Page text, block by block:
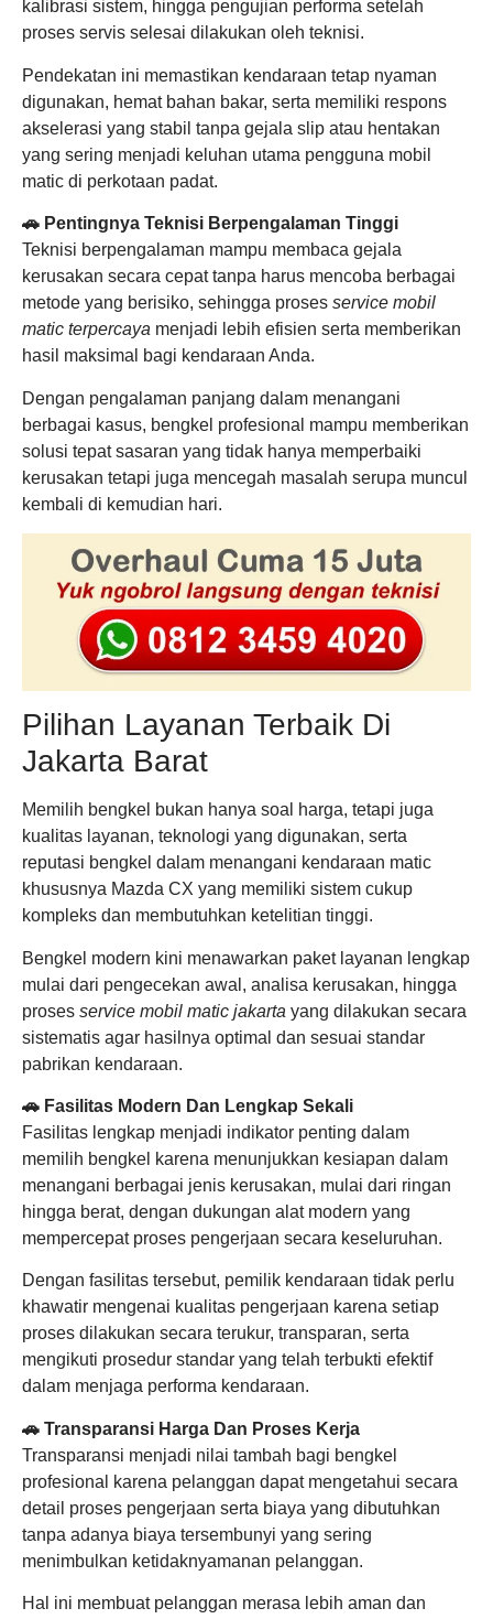
kalibrasi sistem, hingga pengujian performa setelah
proses servis selesai dilakukan oleh teknisi.
Pendekatan ini memastikan kendaraan tetap nyaman
digunakan, hemat bahan bakar, serta memiliki respons
akselerasi yang stabil tanpa gejala slip atau hentakan
yang sering menjadi keluhan utama pengguna mobil
matic di perkotaan padat.
🚗 Pentingnya Teknisi Berpengalaman Tinggi
Teknisi berpengalaman mampu membaca gejala
kerusakan secara cepat tanpa harus mencoba berbagai
metode yang berisiko, sehingga proses service mobil
matic terpercaya menjadi lebih efisien serta memberikan
hasil maksimal bagi kendaraan Anda.
Dengan pengalaman panjang dalam menangani
berbagai kasus, bengkel profesional mampu memberikan
solusi tepat sasaran yang tidak hanya memperbaiki
kerusakan tetapi juga mencegah masalah serupa muncul
kembali di kemudian hari.
Pilihan Layanan Terbaik Di
Jakarta Barat
Memilih bengkel bukan hanya soal harga, tetapi juga
kualitas layanan, teknologi yang digunakan, serta
reputasi bengkel dalam menangani kendaraan matic
khususnya Mazda CX yang memiliki sistem cukup
kompleks dan membutuhkan ketelitian tinggi.
Bengkel modern kini menawarkan paket layanan lengkap
mulai dari pengecekan awal, analisa kerusakan, hingga
proses service mobil matic jakarta yang dilakukan secara
sistematis agar hasilnya optimal dan sesuai standar
pabrikan kendaraan.
🚗 Fasilitas Modern Dan Lengkap Sekali
Fasilitas lengkap menjadi indikator penting dalam
memilih bengkel karena menunjukkan kesiapan dalam
menangani berbagai jenis kerusakan, mulai dari ringan
hingga berat, dengan dukungan alat modern yang
mempercepat proses pengerjaan secara keseluruhan.
Dengan fasilitas tersebut, pemilik kendaraan tidak perlu
khawatir mengenai kualitas pengerjaan karena setiap
proses dilakukan secara terukur, transparan, serta
mengikuti prosedur standar yang telah terbukti efektif
dalam menjaga performa kendaraan.
🚗 Transparansi Harga Dan Proses Kerja
Transparansi menjadi nilai tambah bagi bengkel
profesional karena pelanggan dapat mengetahui secara
detail proses pengerjaan serta biaya yang dibutuhkan
tanpa adanya biaya tersembunyi yang sering
menimbulkan ketidaknyamanan pelanggan.
Hal ini membuat pelanggan merasa lebih aman dan